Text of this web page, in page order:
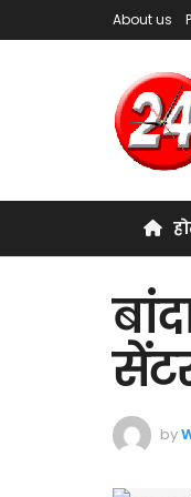
About us
by